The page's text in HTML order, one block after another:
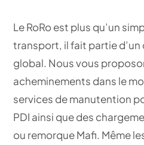
Le RoRo est plus qu’un
transport, il fait partie
global. Nous vous
acheminements dans le
services de manutention
PDI ainsi que des
ou remorque Mafi. Même